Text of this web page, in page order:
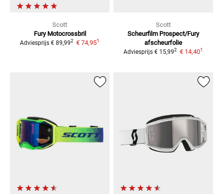
Scott
Fury Motocrossbril
Adviesprijs € 89,992 € 74,951
Scott
Scheurfilm Prospect/Fury
afscheurfolie
Adviesprijs € 15,992 € 14,401